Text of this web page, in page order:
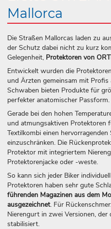
Mallorca
Die Straßen Mallorcas laden zu
der Schutz dabei nicht zu kurz
Gelegenheit, Protektoren von
Entwickelt wurden die
und Ärzten gemeinsam mit
Schwaben bieten Produkte für
perfekter anatomischer Passform.
Gerade bei den hohen
und atmungsaktiven Protektoren
Textilkombi einen
einzuschränken. Die
Protektor mit integriertem
Protektorenjacke oder -weste.
So kann sich jeder Biker
Protektoren haben sehr gute
führenden Magazinen aus dem
ausgezeichnet. Für
Nierengurt in zwei Versionen,
stabilisiert.